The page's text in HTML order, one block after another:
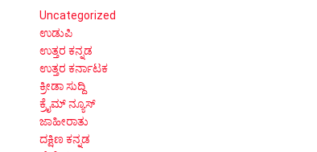
Uncategorized
ಉಡುಪಿ
ಉತ್ತರ ಕನ್ನಡ
ಉತ್ತರ ಕರ್ನಾಟಕ
ಕ್ರೀಡಾ ಸುದ್ದಿ
ಕ್ರೈಮ್ ನ್ಯೂಸ್
ಜಾಹೀರಾತು
ದಕ್ಷಿಣ ಕನ್ನಡ